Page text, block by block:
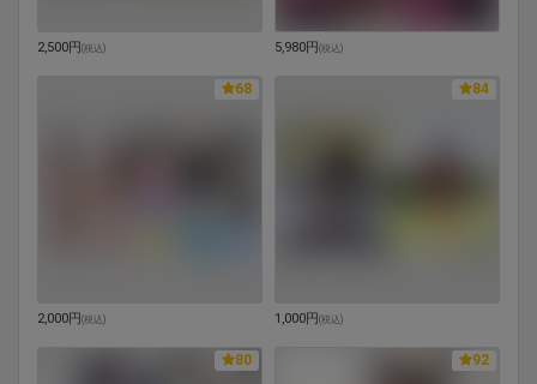
2,500円(税込) 5,980円(税込)
68
2,000円(税込)
84
1,000円(税込)
80 92